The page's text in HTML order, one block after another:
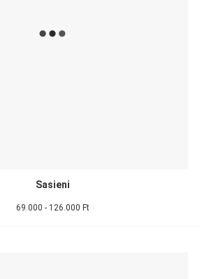
Sasieni
69.000 - 126.000 Ft